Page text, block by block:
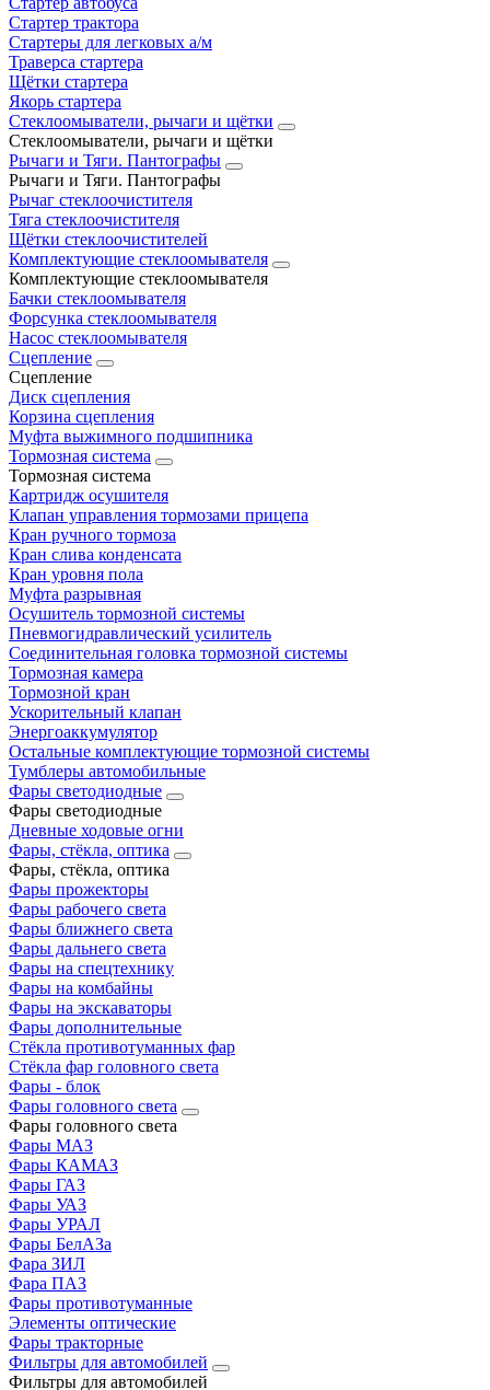
Стартер трактора
Стартеры для легковых а/м
Траверса стартера
Щётки стартера
Якорь стартера
Стеклоомыватели, рычаги и щётки
Стеклоомыватели, рычаги и щётки
Рычаги и Тяги. Пантографы
Рычаги и Тяги. Пантографы
Рычаг стеклоочистителя
Тяга стеклоочистителя
Щётки стеклоочистителей
Комплектующие стеклоомывателя
Комплектующие стеклоомывателя
Бачки стеклоомывателя
Форсунка стеклоомывателя
Насос стеклоомывателя
Сцепление
Сцепление
Диск сцепления
Корзина сцепления
Муфта выжимного подшипника
Тормозная система
Тормозная система
Картридж осушителя
Клапан управления тормозами прицепа
Кран ручного тормоза
Кран слива конденсата
Кран уровня пола
Муфта разрывная
Осушитель тормозной системы
Пневмогидравлический усилитель
Соединительная головка тормозной системы
Тормозная камера
Тормозной кран
Ускорительный клапан
Энергоаккумулятор
Остальные комплектующие тормозной системы
Тумблеры автомобильные
Фары светодиодные
Фары светодиодные
Дневные ходовые огни
Фары, стёкла, оптика
Фары, стёкла, оптика
Фары прожекторы
Фары рабочего света
Фары ближнего света
Фары дальнего света
Фары на спецтехнику
Фары на комбайны
Фары на экскаваторы
Фары дополнительные
Стёкла противотуманных фар
Стёкла фар головного света
Фары - блок
Фары головного света
Фары головного света
Фары МАЗ
Фары КАМАЗ
Фары ГАЗ
Фары УАЗ
Фары УРАЛ
Фары БелАЗа
Фара ЗИЛ
Фара ПАЗ
Фары противотуманные
Элементы оптические
Фары тракторные
Фильтры для автомобилей
Фильтры для автомобилей